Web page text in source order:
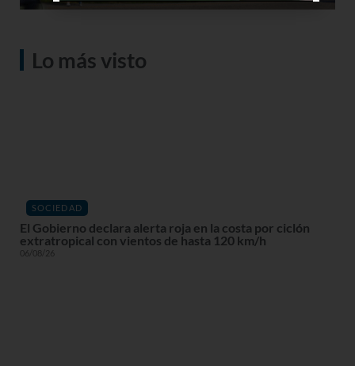
Lo más visto
SOCIEDAD
El Gobierno declara alerta roja en la costa por ciclón
extratropical con vientos de hasta 120 km/h
06/08/26